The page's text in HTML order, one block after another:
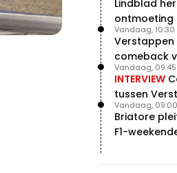
Lindblad
ontmoeting
echt
Verstappen
comeback
Vandaag, 10:30
INTERVIEW
tussen
niet dat
Vandaag, 09:45
Briatore
F1-
Vandaag, 09:00